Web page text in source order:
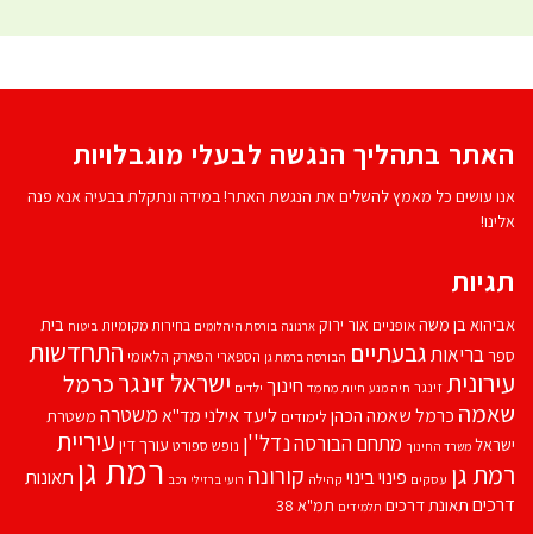
האתר בתהליך הנגשה לבעלי מוגבלויות
אנו עושים כל מאמץ להשלים את הנגשת האתר! במידה ונתקלת בבעיה אנא פנה
אלינו!
תגיות
אביהוא בן משהאופניים אור ירוק ארנונה בורסת היהלומים בחירות מקומיות ביטוח בית
ספרבריאותגבעתיים הבורסה ברמת גן הספארי הפארק הלאומי התחדשות
עירוניתזינגר חיה מנע חיות מחמד חינוך ילדים ישראל זינגרכרמל
שאמה כרמל שאמה הכהן לימודים ליעד אילנימד''אמשטרה משטרת
ישראל משרד החינוך מתחם הבורסהנדל''ן נופש ספורט עורך דין עיריית
רמת גן עסקים פינוי בינוי קהילה קורונה רועי ברזילי רכב רמת גן תאונות
דרכים תאונת דרכים תלמידים תמ"א 38